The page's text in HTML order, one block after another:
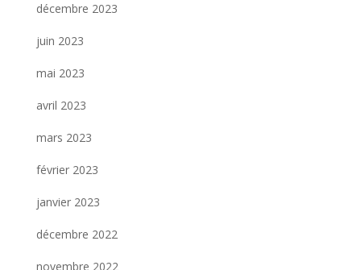
décembre 2023
juin 2023
mai 2023
avril 2023
mars 2023
février 2023
janvier 2023
décembre 2022
novembre 2022